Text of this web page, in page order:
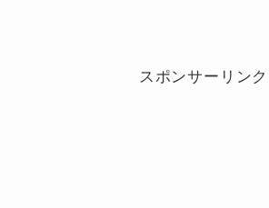
スポンサーリンク